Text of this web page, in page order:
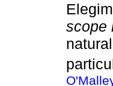
scope